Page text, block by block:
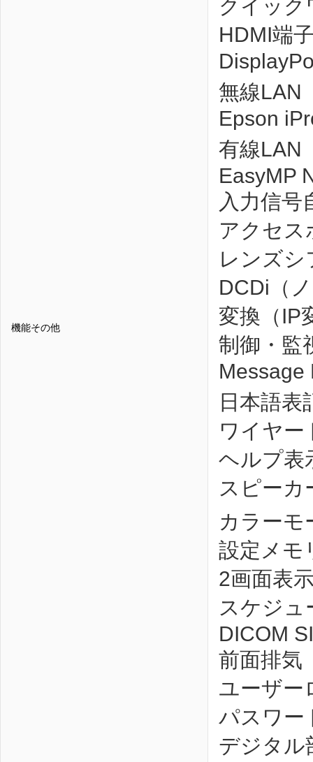
機能その他
クイック
HDMI端
無線LAN
Epson
有線LAN
EasyMP
入力信号
アクセス
レンズシ
DCDi（
変換（IP
制御・監
Message
日本語表
ワイヤー
ヘルプ表
スピーカ
カラーモ
設定メモ
2画面表
スケジュ
DICOM
前面排気
ユーザー
パスワー
デジタル